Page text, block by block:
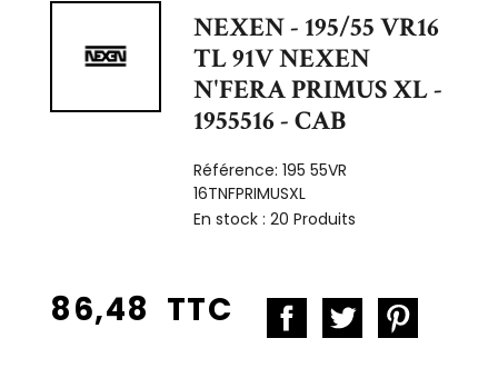
NEXEN - 195/55 VR16
TL 91V NEXEN
N'FERA PRIMUS XL -
1955516 - CAB
Référence:195 55VR
16TNFPRIMUSXL
En stock :20 Produits
86,48 TTC